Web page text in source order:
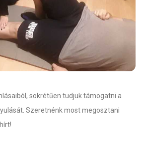
sokrétűen tudjuk támogatni a
Szeretnénk most megosztani